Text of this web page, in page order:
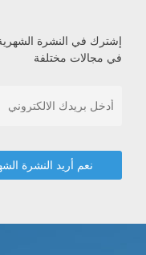
إشترك في النشرة
في مجالات مختلفة